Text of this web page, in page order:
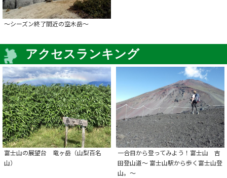
～シーズン終了間近の空木岳～
アクセスランキング
富士山の展望台 竜ヶ岳（山梨百名
山）
一合目から登ってみよう！富士山 吉
田登山道～ 富士山駅から歩く富士山登
山。～